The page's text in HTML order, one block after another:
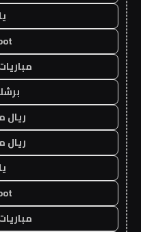
ريال
ريال